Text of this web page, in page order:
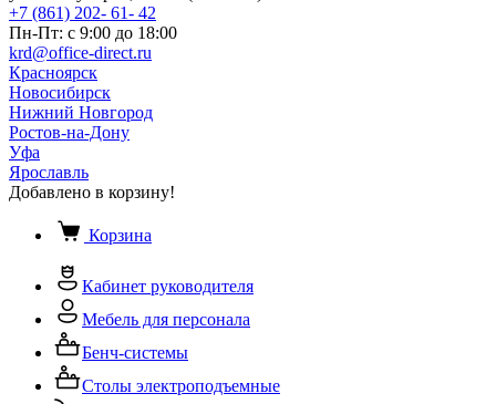
+7 (861) 202- 61- 42
Пн-Пт: с 9:00 до 18:00
krd@office-direct.ru
Красноярск
Новосибирск
Нижний Новгород
Ростов-на-Дону
Уфа
Ярославль
Добавлено в корзину!
Корзина
Кабинет руководителя
Мебель для персонала
Бенч-системы
Столы электроподъемные